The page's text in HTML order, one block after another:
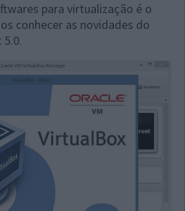
para virtualização é o
conhecer as novidades do